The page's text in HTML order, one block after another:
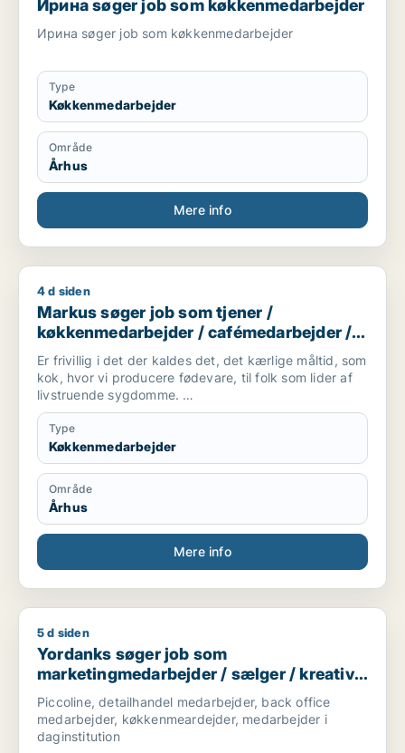
Ирина søger job som køkkenmedarbejder
Ирина søger job som køkkenmedarbejder
Type
Køkkenmedarbejder
Område
Århus
Mere info
Markus søger job som tjener / køkkenmedarbejder /
4 d siden
Markus søger job som tjener /
køkkenmedarbejder / cafémedarbejder /
butiksmedarbejder / blomsterhandler
Er frivillig i det der kaldes det, det kærlige måltid, som
kok, hvor vi producere fødevare, til folk som lider af
livstruende sygdomme.
Er studerende på FGU, som er en skole hvor man kan
få suppleret sine folkeskolefag, så man kan komme
videre ind på en
ungdomsuddannelse(gymnasial/erhvervsuddannelse).
Er mødestabil og holder hvad jeg lover.
Er villig til, at tage imod studiejobs, som opvasker,
køkkenmedarbejder mm.
Kontakt:
Type
Køkkenmedarbejder
Område
Århus
Mere info
Yordanks søger job som marketingmedarbejder / sælger /
5 d siden
Yordanks søger job som
marketingmedarbejder / sælger / kreativ
medarbejder / produktspecialist / kok
Piccoline, detailhandel medarbejder, back office
medarbejder, køkkenmeardejder, medarbejder i
daginstitution